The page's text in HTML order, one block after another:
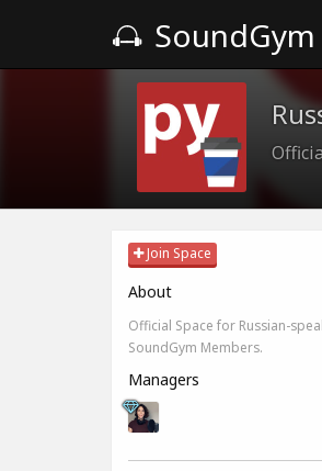
SoundGym
Join Space
About
Official Space for Russian-
SoundGym Members.
Managers